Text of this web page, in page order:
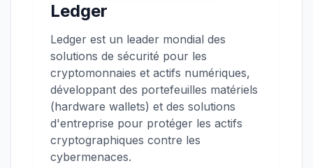
Ledger
Ledger est un leader mondial des
solutions de sécurité pour les
cryptomonnaies et actifs numériques,
développant des portefeuilles matériels
(hardware wallets) et des solutions
d'entreprise pour protéger les actifs
cryptographiques contre les
cybermenaces.